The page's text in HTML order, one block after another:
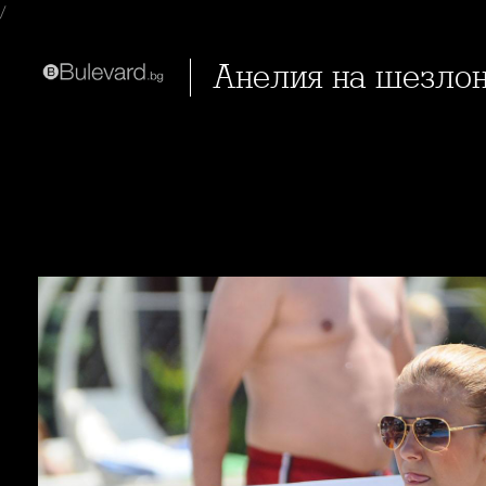
/
Анелия на